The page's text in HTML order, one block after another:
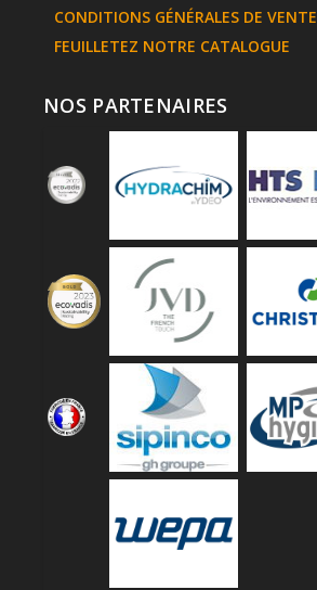
CONDITIONS GÉNÉRALES DE VENTE
FEUILLETEZ NOTRE CATALOGUE
NOS PARTENAIRES